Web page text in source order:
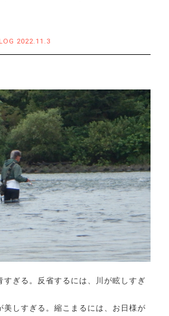
2022.11.3
すぎる。反省するには、川が眩しすぎ
美しすぎる。縮こまるには、お日様が